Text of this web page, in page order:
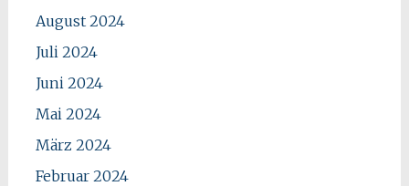
August 2024
Juli 2024
Juni 2024
Mai 2024
März 2024
Februar 2024